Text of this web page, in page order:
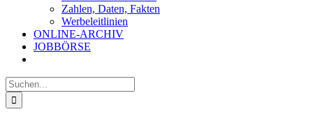
Zahlen, Daten, Fakten
Werbeleitlinien
ONLINE-ARCHIV
JOBBÖRSE
Suche
nach: